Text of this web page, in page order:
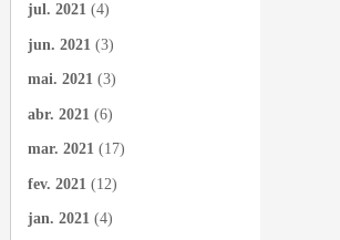
jul. 2021 (4)
jun. 2021 (3)
mai. 2021 (3)
abr. 2021 (6)
mar. 2021 (17)
fev. 2021 (12)
jan. 2021 (4)